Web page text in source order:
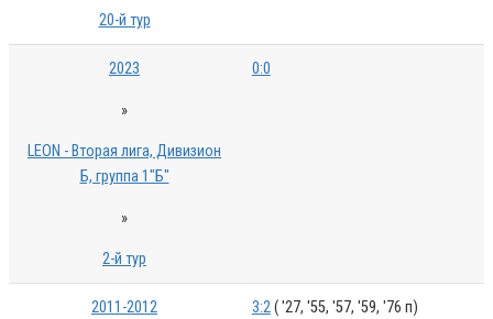
20-й тур
2023
»
LEON - Вторая лига, Дивизион
Б, группа 1"Б"
»
2-й тур
0:0
2011-2012 3:2( '27, '55, '57, '59, '76 п)